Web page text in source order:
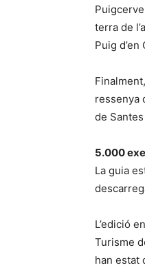
terra de
Puig d’en
ressenya
de
5.000
La guia
L’edició
Turisme
han estat